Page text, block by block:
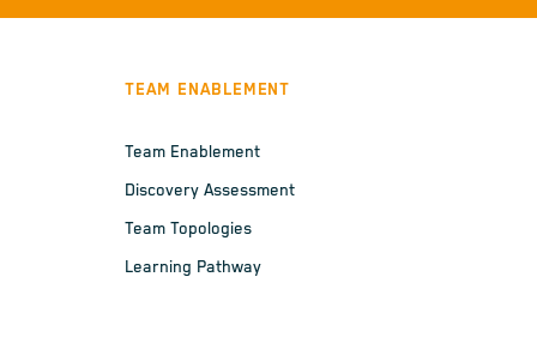
TEAM ENABLEMENT
Team Enablement
Discovery Assessment
Team Topologies
Learning Pathway